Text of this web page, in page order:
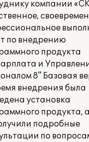
компании
по внедрению
продукта
и
8" Базовая
внедрения была
установка
продукта,
подробные
по